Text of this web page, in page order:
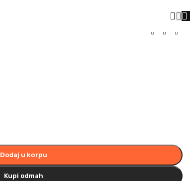
Dodaj u korpu
Kupi odmah